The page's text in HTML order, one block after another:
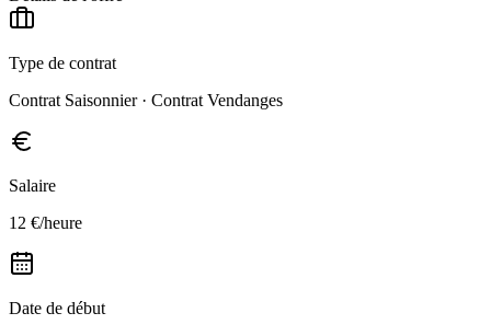
Type de contrat
Contrat Saisonnier · Contrat Vendanges
Salaire
12 €/heure
Date de début